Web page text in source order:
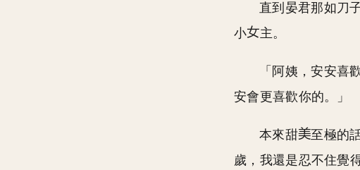
直到晏君那如刀
小
主。
「阿姨，安安喜
安會更喜歡你的。」
本來甜 至極的
歲，我還是忍不住覺